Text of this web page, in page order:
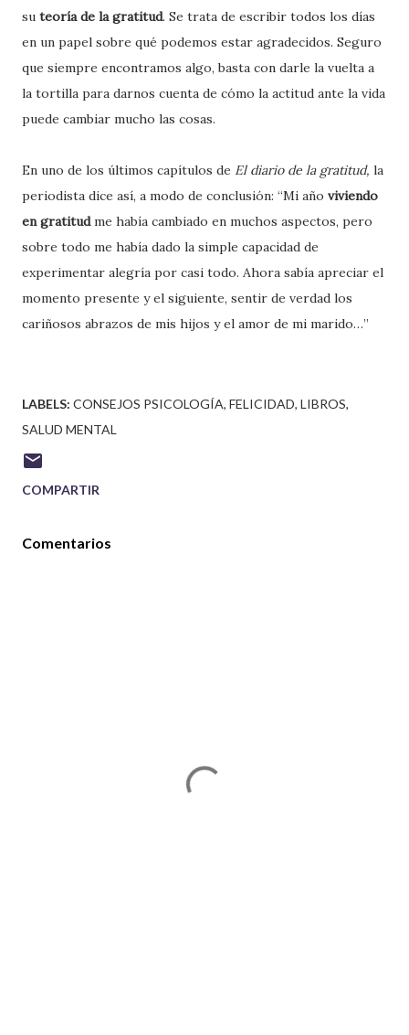
su teoría de la gratitud. Se trata de escribir todos los días
en un papel sobre qué podemos estar agradecidos. Seguro
que siempre encontramos algo, basta con darle la vuelta a
la tortilla para darnos cuenta de cómo la actitud ante la vida
puede cambiar mucho las cosas.
En uno de los últimos capítulos de El diario de la gratitud, la
periodista dice así, a modo de conclusión: “Mi año viviendo
en gratitudme había cambiado en muchos aspectos, pero
sobre todo me había dado la simple capacidad de
experimentar alegría por casi todo. Ahora sabía apreciar el
momento presente y el siguiente, sentir de verdad los
cariñosos abrazos de mis hijos y el amor de mi marido…”
LABELS: CONSEJOS PSICOLOGÍA FELICIDAD LIBROS
SALUD MENTAL
COMPARTIR
Comentarios